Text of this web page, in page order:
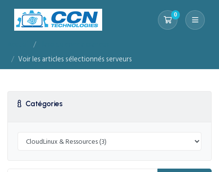
0
Votre panier
Voir les articles sélectionnés serveurs
Catégories